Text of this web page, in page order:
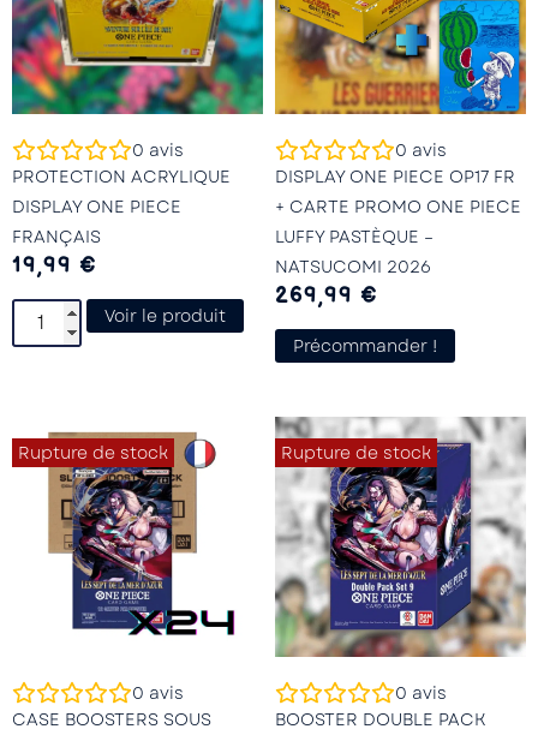
0 avis
PROTECTION ACRYLIQUE
DISPLAY ONE PIECE
FRANÇAIS
19,99 €
Voir le produit
0 avis
DISPLAY ONE PIECE OP17 FR
+ CARTE PROMO ONE PIECE
LUFFY PASTÈQUE –
NATSUCOMI 2026
269,99 €
Précommander !
Rupture de stock
0 avis
CASE BOOSTERS SOUS
Rupture de stock
0 avis
BOOSTER DOUBLE PACK